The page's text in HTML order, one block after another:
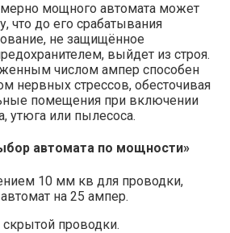
мощного автомата может
что до его срабатывания
не защищённое
выйдет из строя.
числом ампер способен
нервных стрессов, обесточивая
помещения при включении
утюга или пылесоса.
автомата по мощности»
10 мм кв для проводки,
на 25 ампер.
проводки.